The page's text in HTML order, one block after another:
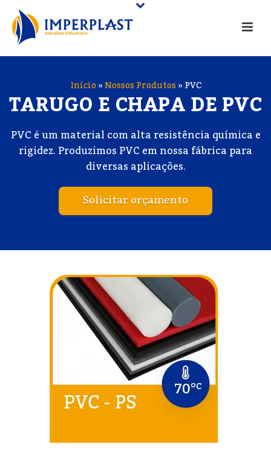
Início»Nossos Produtos»PVC
TARUGO E CHAPA DE PVC
PVC é um material com alta resistência química e
rigidez. Produzimos PVC em nossa fábrica para
diversas aplicações.
Solicitar orçamento